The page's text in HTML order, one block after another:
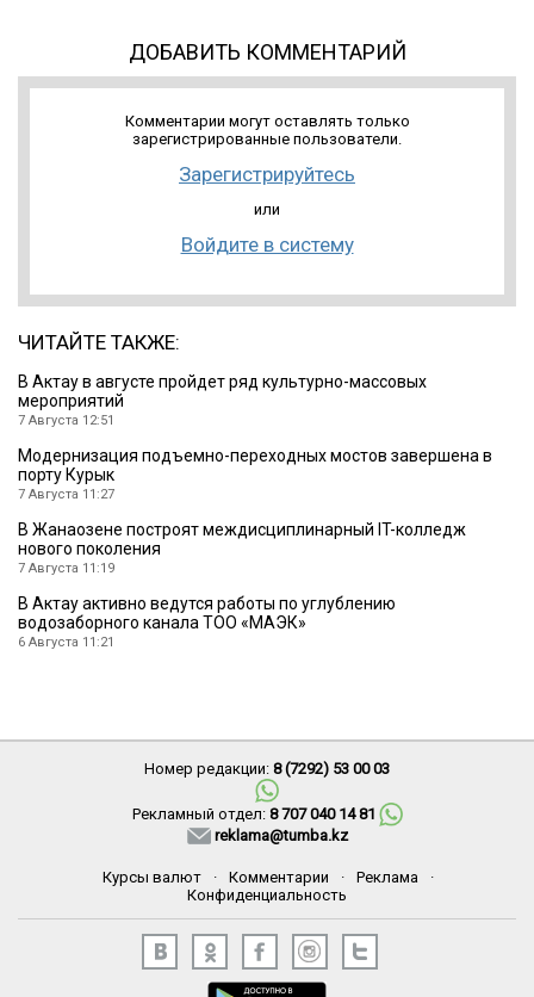
ДОБАВИТЬ КОММЕНТАРИЙ
Комментарии могут оставлять только
зарегистрированные пользователи.
Зарегистрируйтесь
или
Войдите в систему
ЧИТАЙТЕ ТАКЖЕ:
В Актау в августе пройдет ряд культурно-массовых
мероприятий
7 Августа 12:51
Модернизация подъемно-переходных мостов завершена в
порту Курык
7 Августа 11:27
В Жанаозене построят междисциплинарный IT-колледж
нового поколения
7 Августа 11:19
В Актау активно ведутся работы по углублению
водозаборного канала ТОО «МАЭК»
6 Августа 11:21
Номер редакции: 8 (7292) 53 00 03
Рекламный отдел: 8 707 040 14 81
reklama@tumba.kz
Курсы валют · Комментарии · Реклама
·
Конфиденциальность